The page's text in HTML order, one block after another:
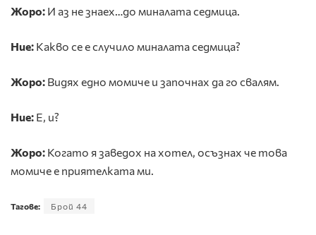
Жоро: И аз не знаех…до миналата седмица.
Ние: Какво се е случило миналата седмица?
Жоро: Видях едно момиче и започнах да го свалям.
Ние: Е, и?
Жоро: Когато я заведох на хотел, осъзнах че това
момиче е приятелката ми.
Тагове: Брой 44